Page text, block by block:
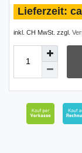
inkl. CH MwSt. zzgl.